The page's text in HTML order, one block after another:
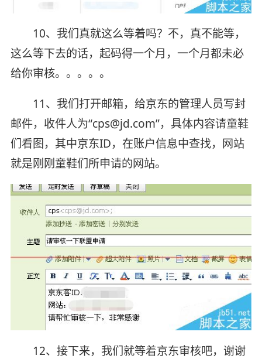
10、我们真就这么等着吗？不，真不能等，
这么等下去的话，起码得一个月，一个月都未必
给你审核。。。。。
11、我们打开邮箱，给京东的管理人员写封
邮件，收件人为“cps@jd.com”，具体内容请童鞋
们看图，其中京东ID，在账户信息中查找，网站
就是刚刚童鞋们所申请的网站。
12、接下来，我们就等着京东审核吧，谢谢